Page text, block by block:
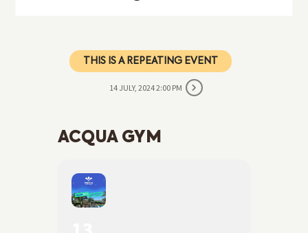
THIS IS A REPEATING EVENT
14 JULY, 2024 2:00 PM
ACQUA GYM